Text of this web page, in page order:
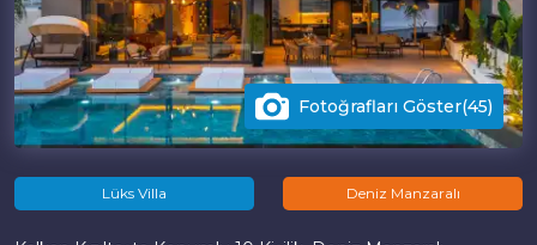
Lüks Villa Deniz Manzaralı
Fotoğrafları Göster(45)